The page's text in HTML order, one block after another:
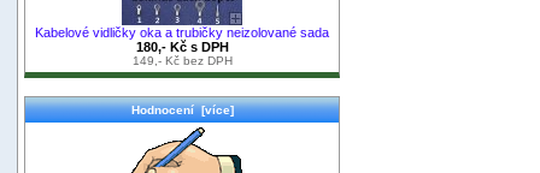
Kabelové vidličky oka a trubičky neizolované sada
180,- Kč s DPH
149,- Kč bez DPH
Hodnocení [více]